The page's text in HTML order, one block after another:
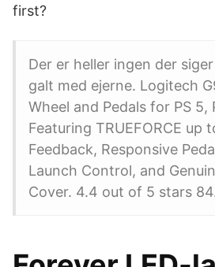
first?
Der er heller ingen der
galt med ejerne. Logitech
Wheel and Pedals for PS 5,
Featuring TRUEFORCE up
Feedback, Responsive
Launch Control, and
Cover. 4.4 out of 5 stars